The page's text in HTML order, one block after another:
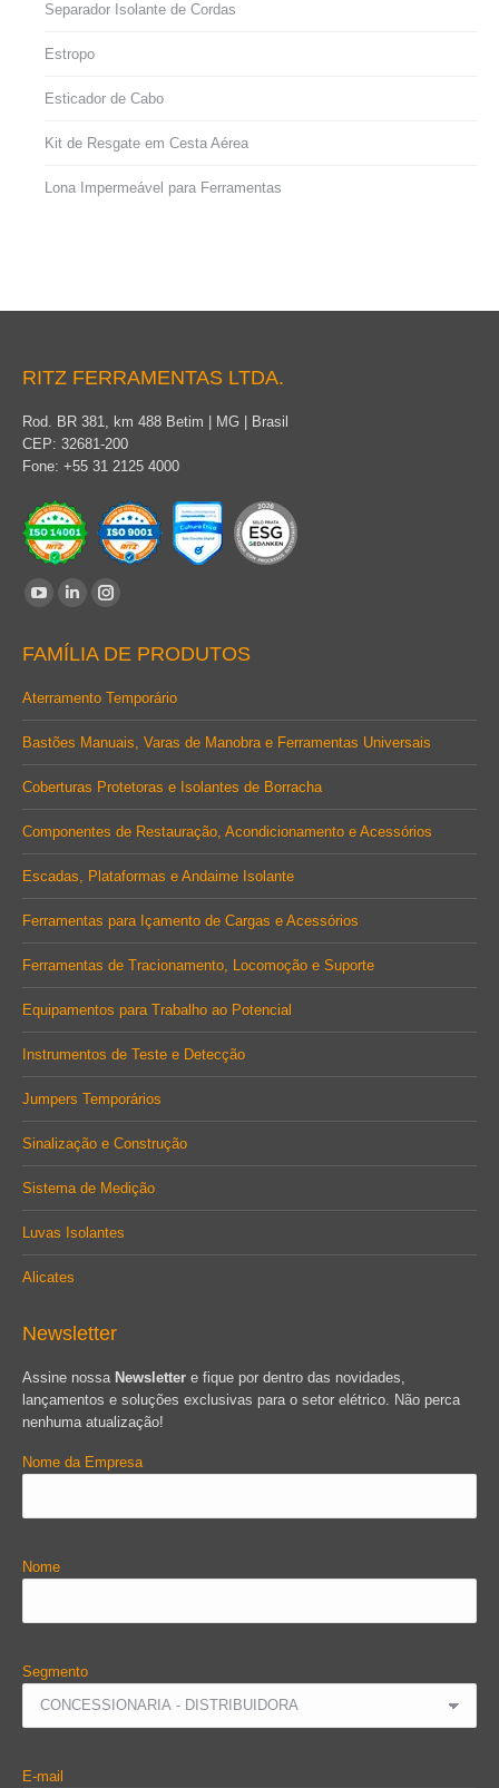
Separador Isolante de Cordas
Estropo
Esticador de Cabo
Kit de Resgate em Cesta Aérea
Lona Impermeável para Ferramentas
RITZ FERRAMENTAS LTDA.
Rod. BR 381, km 488 Betim | MG | Brasil
CEP: 32681-200
Fone: +55 31 2125 4000
Encontre-nos em:
opens
in
window
Linkedin
opens
in
window
Instagram
opens
in
window
FAMÍLIA DE PRODUTOS
Aterramento Temporário
Bastões Manuais, Varas de Manobra e Ferramentas Universais
Coberturas Protetoras e Isolantes de Borracha
Componentes de Restauração, Acondicionamento e Acessórios
Escadas, Plataformas e Andaime Isolante
Ferramentas para Içamento de Cargas e Acessórios
Ferramentas de Tracionamento, Locomoção e Suporte
Equipamentos para Trabalho ao Potencial
Instrumentos de Teste e Detecção
Jumpers Temporários
Sinalização e Construção
Sistema de Medição
Luvas Isolantes
Alicates
Newsletter
Assine nossa Newsletter e fique por dentro das novidades,
lançamentos e soluções exclusivas para o setor elétrico. Não perca
nenhuma atualização!
Nome da Empresa
Nome
Segmento
E-mail